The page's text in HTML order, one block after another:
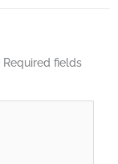
Required fields